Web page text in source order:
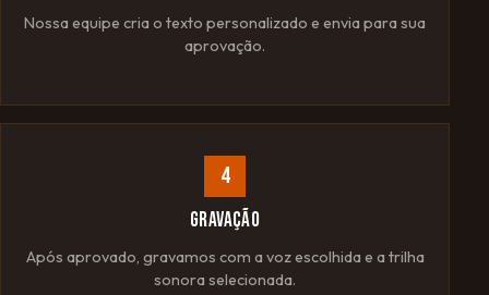
Nossa equipe cria o texto personalizado e envia para sua
aprovação.
4
GRAVAÇÃO
Após aprovado, gravamos com a voz escolhida e a trilha
sonora selecionada.